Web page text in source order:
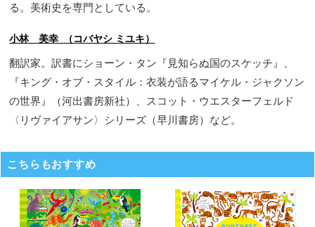
る。美術史を専門としている。
小林 美幸 （コバヤシ ミユキ）
翻訳家。訳書にショーン・タン『見知らぬ国のスケッチ』、
『キング・オブ・スタイル：衣装が語るマイケル・ジャクソン
の世界』（河出書房新社）、スコット・ウエスターフェルド
〈リヴァイアサン〉シリーズ（早川書房）など。
こちらもおすすめ